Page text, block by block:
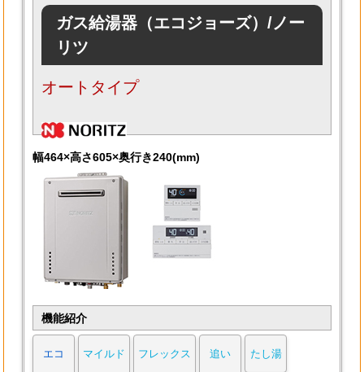
ガス給湯器（エコジョーズ）/ノー
リツ
オートタイプ
幅464×高さ605×奥行き240(mm)
機能紹介
エコ マイルド フレックス 追い たし湯